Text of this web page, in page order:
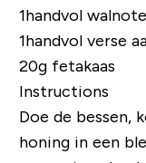
1handvol
1handvol verse
20g fetakaas
Instructions
Doe de bessen,
honing in een